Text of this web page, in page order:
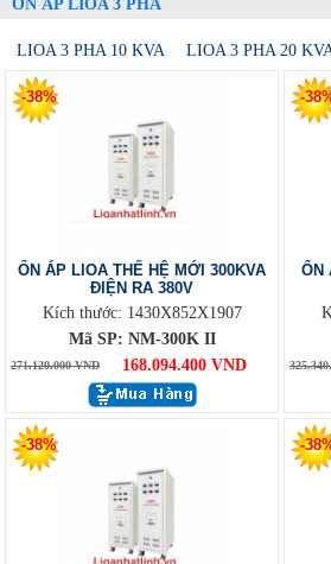
ỔN ÁP LIOA 3 PHA
LIOA 3 PHA 10 KVA LIOA 3 PHA 20
-38%
ỔN ÁP LIOA THẾ HỆ MỚI 300KVA
ĐIỆN RA 380V
Kích thước: 1430X852X1907
Mã SP: NM-300K II
271.120.000 VND 168.094.400 VND
-
ỔN
-38% -